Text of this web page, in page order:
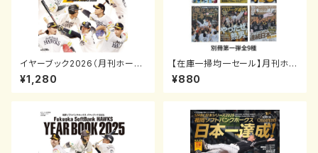
イヤーブック2026（月刊ホーク
ス2026年4月号増刊）
¥1,280
【在庫一掃均一セール】月刊ホー
クス別冊第一弾 全9種
¥880